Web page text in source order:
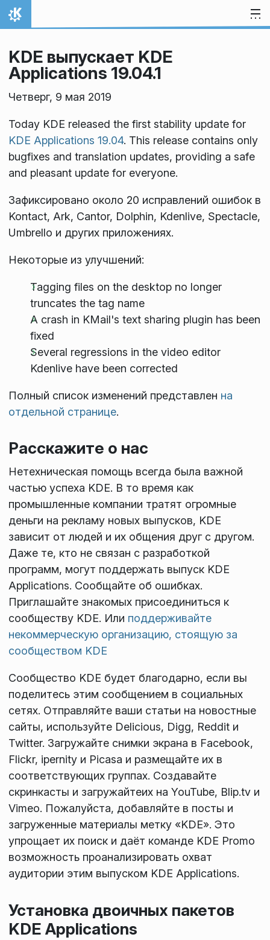
Перейти к содержимому
На главную
KDE выпускает KDE
Applications 19.04.1
Четверг, 9 мая 2019
Today KDE released the first stability update for
KDE Applications 19.04. This release contains only
bugfixes and translation updates, providing a safe
and pleasant update for everyone.
Зафиксировано около 20 исправлений ошибок в
Kontact, Ark, Cantor, Dolphin, Kdenlive, Spectacle,
Umbrello и других приложениях.
Некоторые из улучшений:
Tagging files on the desktop no longer
truncates the tag name
A crash in KMail's text sharing plugin has been
fixed
Several regressions in the video editor
Kdenlive have been corrected
Полный список изменений представлен на
отдельной странице.
Расскажите о нас
Нетехническая помощь всегда была важной
частью успеха KDE. В то время как
промышленные компании тратят огромные
деньги на рекламу новых выпусков, KDE
зависит от людей и их общения друг с другом.
Даже те, кто не связан с разработкой
программ, могут поддержать выпуск KDE
Applications. Сообщайте об ошибках.
Приглашайте знакомых присоединиться к
сообществу KDE. Или поддерживайте
некоммерческую организацию, стоящую за
сообществом KDE
Сообщество KDE будет благодарно, если вы
поделитесь этим сообщением в социальных
сетях. Отправляйте ваши статьи на новостные
сайты, используйте Delicious, Digg, Reddit и
Twitter. Загружайте снимки экрана в Facebook,
Flickr, ipernity и Picasa и размещайте их в
соответствующих группах. Создавайте
скринкасты и загружайтеих на YouTube, Blip.tv и
Vimeo. Пожалуйста, добавляйте в посты и
загруженные материалы метку «KDE». Это
упрощает их поиск и даёт команде KDE Promo
возможность проанализировать охват
аудитории этим выпуском KDE Applications.
Установка двоичных пакетов
KDE Applications